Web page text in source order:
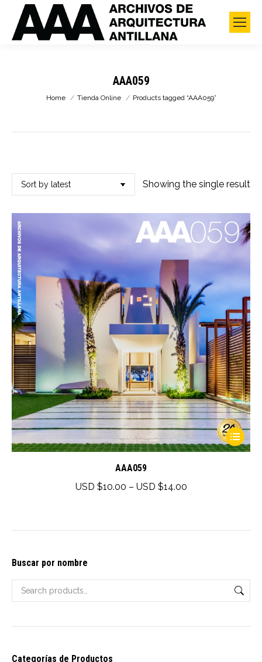
AAA059
You are here:
Home Tienda Online Products tagged “AAA059”
Showing the single result
This
product
options
chosen
on
AAA059
USD $10.00 – USD $14.00Price
Buscar por nombre
Categorías de Productos